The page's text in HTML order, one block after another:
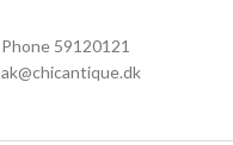
Phone 59120121
ak@chicantique.dk